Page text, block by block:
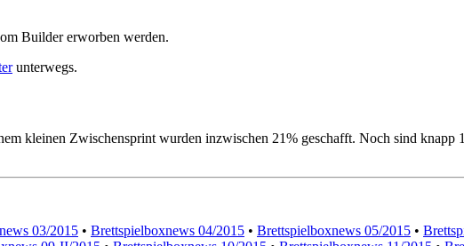
Builder erworben werden.
unterwegs.
kleinen Zwischensprint wurden inzwischen 21% geschafft. Noch sind knapp
03/2015 • Brettspielboxnews 04/2015 • Brettspielboxnews 05/2015 •